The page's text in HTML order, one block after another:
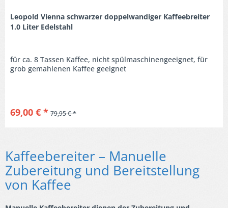
Leopold Vienna schwarzer doppelwandiger Kaffeebreiter
1.0 Liter Edelstahl
für ca. 8 Tassen Kaffee, nicht spülmaschinengeeignet, für
grob gemahlenen Kaffee geeignet
69,00 € * 79,95 € *
Kaffeebereiter – Manuelle
Zubereitung und Bereitstellung
von Kaffee